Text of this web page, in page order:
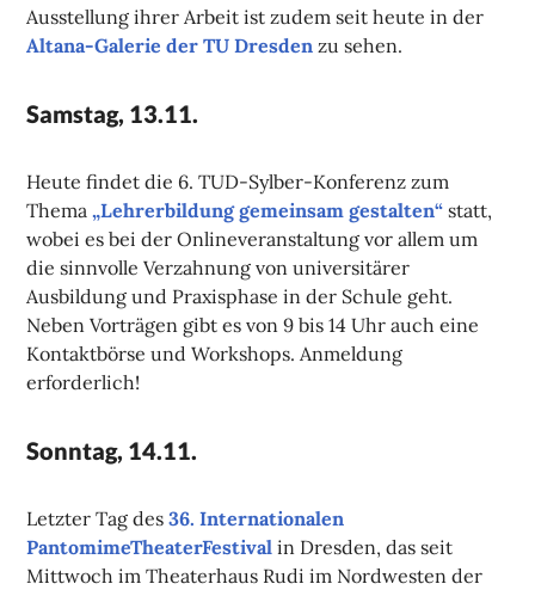
Ausstellung ihrer Arbeit ist zudem seit heute in der
Altana-Galerie der TU Dresden zu sehen.
Samstag, 13.11.
Heute findet die 6. TUD-Sylber-Konferenz zum
Thema„Lehrerbildung gemeinsam gestalten“ statt,
wobei es bei der Onlineveranstaltung vor allem um
die sinnvolle Verzahnung von universitärer
Ausbildung und Praxisphase in der Schule geht.
Neben Vorträgen gibt es von 9 bis 14 Uhr auch eine
Kontaktbörse und Workshops. Anmeldung
erforderlich!
Sonntag, 14.11.
Letzter Tag des36. Internationalen
PantomimeTheaterFestivalin Dresden, das seit
Mittwoch im Theaterhaus Rudi im Nordwesten der